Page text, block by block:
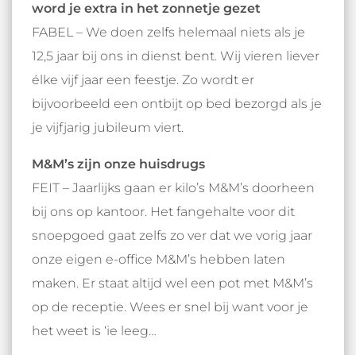
word je extra in het zonnetje gezet
FABEL – We doen zelfs helemaal niets als je
12,5 jaar bij ons in dienst bent. Wij vieren liever
élke vijf jaar een feestje. Zo wordt er
bijvoorbeeld een ontbijt op bed bezorgd als je
je vijfjarig jubileum viert.
M&M’s zijn onze huisdrugs
FEIT – Jaarlijks gaan er kilo’s M&M’s doorheen
bij ons op kantoor. Het fangehalte voor dit
snoepgoed gaat zelfs zo ver dat we vorig jaar
onze eigen e-office M&M’s hebben laten
maken. Er staat altijd wel een pot met M&M’s
op de receptie. Wees er snel bij want voor je
het weet is ‘ie leeg…